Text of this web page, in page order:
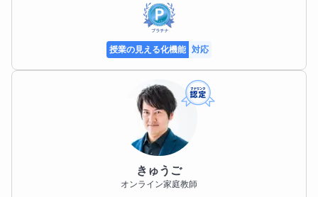
授業の見える化機能 対応
きゅうご
オンライン家庭教師